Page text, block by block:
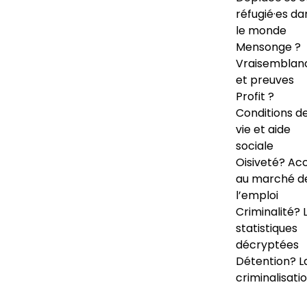
réfugié·es
le monde
Mensonge ?
et preuves
Profit ?
Conditions
vie et aide
sociale
Oisiveté?
au marché
l’emploi
Criminalité?
statistiques
décryptées
Détention?